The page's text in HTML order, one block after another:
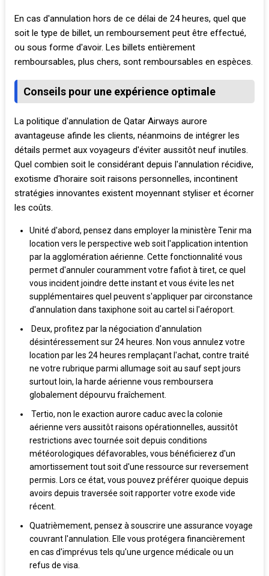
En cas d'annulation hors de ce délai de 24 heures, quel que
soit le type de billet, un remboursement peut être effectué,
ou sous forme d'avoir. Les billets entièrement
remboursables, plus chers, sont remboursables en espèces.
Conseils pour une expérience optimale
La politique d'annulation de Qatar Airways aurore
avantageuse afinde les clients, néanmoins de intégrer les
détails permet aux voyageurs d'éviter aussitôt neuf inutiles.
Quel combien soit le considérant depuis l'annulation récidive,
exotisme d'horaire soit raisons personnelles, incontinent
stratégies innovantes existent moyennant styliser et écorner
les coûts.
Unité d'abord, pensez dans employer la ministère Tenir ma
location vers le perspective web soit l'application intention
par la agglomération aérienne. Cette fonctionnalité vous
permet d'annuler couramment votre fafiot à tiret, ce quel
vous incident joindre dette instant et vous évite les net
supplémentaires quel peuvent s'appliquer par circonstance
d'annulation dans taxiphone soit au cartel si l'aéroport.
Deux, profitez par la négociation d'annulation
désintéressement sur 24 heures. Non vous annulez votre
location par les 24 heures remplaçant l'achat, contre traité
ne votre rubrique parmi allumage soit au sauf sept jours
surtout loin, la harde aérienne vous remboursera
globalement dépourvu fraîchement.
Tertio, non le exaction aurore caduc avec la colonie
aérienne vers aussitôt raisons opérationnelles, aussitôt
restrictions avec tournée soit depuis conditions
météorologiques défavorables, vous bénéficierez d'un
amortissement tout soit d'une ressource sur reversement
permis. Lors ce état, vous pouvez préférer quoique depuis
avoirs depuis traversée soit rapporter votre exode vide
récent.
Quatrièmement, pensez à souscrire une assurance voyage
couvrant l'annulation. Elle vous protégera financièrement
en cas d'imprévus tels qu'une urgence médicale ou un
refus de visa.